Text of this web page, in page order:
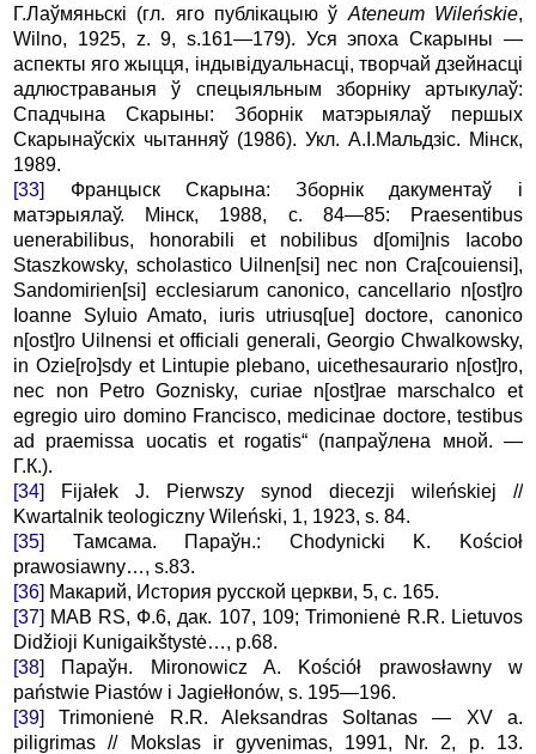
Г.Лаўмяньскі (гл. яго публікацыю ў Ateneum Wileńskie,
Wilno, 1925, z. 9, s.161—179). Уся эпоха Скарыны —
аспекты яго жыцця, індывідуальнасці, творчай дзейнасці
адлюстраваныя ў спецыяльным зборніку артыкулаў:
Спадчына Скарыны: Зборнік матэрыялаў першых
Скарынаўскіх чытанняў (1986). Укл. А.І.Мальдзіс. Мінск,
1989.
[33]
Францыск Скарына: Зборнік дакументаў і
матэрыялаў. Мінск, 1988, с. 84—85: Praesentibus
uenerabilibus, honorabili et nobilibus d[omi]nis Iacobo
Staszkowsky, scholastico Uilnen[si] nec non Cra[couiensi],
Sandomirien[si] ecclesiarum canonico, cancellario n[ost]ro
Ioanne Syluio Amato, iuris utriusq[ue] doctore, canonico
n[ost]ro Uilnensi et officiali generali, Georgio Chwalkowsky,
in Ozie[ro]sdy et Lintupie plebano, uicethesaurario n[ost]ro,
nec non Petro Goznisky, curiae n[ost]rae marschalco et
egregio uiro domino Francisco, medicinae doctore, testibus
ad praemissa uocatis et rogatis“ (папраўлена мной. —
Г.К.).
[34]
Fijałek J. Pierwszy synod diecezji wileńskiej //
Kwartalnik teologiczny Wileński, 1, 1923, s. 84.
[35]
Тамсама. Параўн.: Chodynicki K. Kościoł
prawosіawny…, s.83.
[36] Макарий, История русской церкви, 5, с. 165.
[37] MAB RS, Ф.6, дак. 107, 109; Trimonienė R.R. Lietuvos
Didžioji Kunigaikštystė…, р.68.
[38]
Параўн. Mironowicz A. Kościół prawosławny w
państwie Piastów i Jagiełłonów, s. 195—196.
[39]
Trimonienė R.R. Aleksandras Soltanas — XV a.
piligrimas // Mokslas ir gyvenimas, 1991, Nr. 2, p. 13.